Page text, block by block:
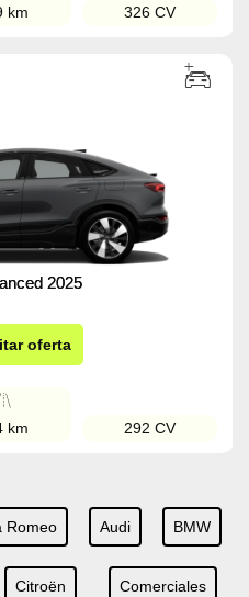
km 326 CV
2025
oferta
km 292 CV
Romeo Audi BMW
Citroën Comerciales